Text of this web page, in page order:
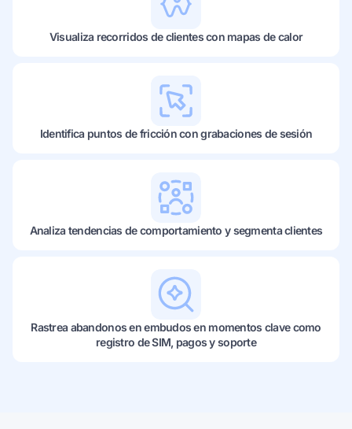
Visualiza recorridos de clientes con mapas de calor
Identifica puntos de fricción con grabaciones de sesión
Analiza tendencias de comportamiento y segmenta clientes
Rastrea abandonos en embudos en momentos clave como
registro de SIM, pagos y soporte